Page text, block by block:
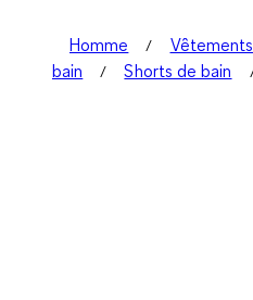
Homme Vêtements
bain
Shorts de bain